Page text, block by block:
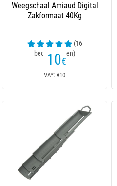
Weegschaal Amiaud Digital
Zakformaat 40Kg
(16
beoordelingen)
10€
VA*: €10